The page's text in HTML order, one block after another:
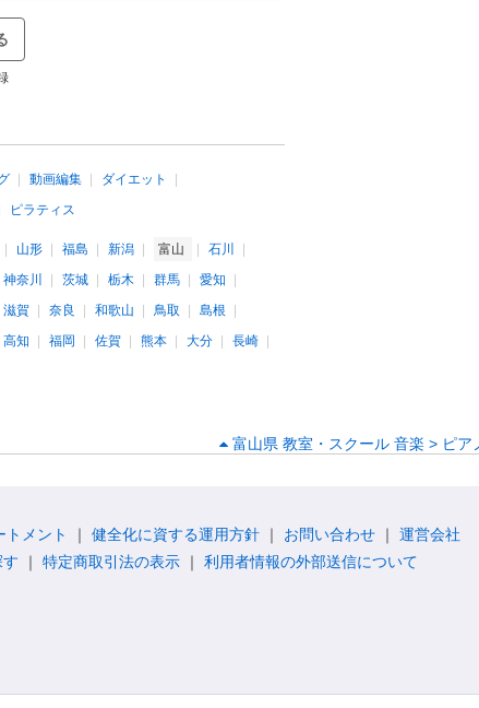
動画編集
ダイエット
ピラティス
山形 福島 新潟 富山
石川
神奈川 茨城 栃木 群馬
愛知
滋賀 奈良 和歌山 鳥取
島根
高知 福岡 佐賀 熊本 大分
長崎
富山県 教室・スクール 音楽 > ピア
トメント 健全化に資する運用方針 お問い合わせ
運営会社
特定商取引法の表示 利用者情報の外部送信について